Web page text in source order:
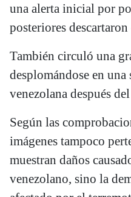
una alerta inicial por
posteriores
También circuló una
desplomándose en una
venezolana después
Según las
imágenes tampoco
muestran daños
venezolano, sino la